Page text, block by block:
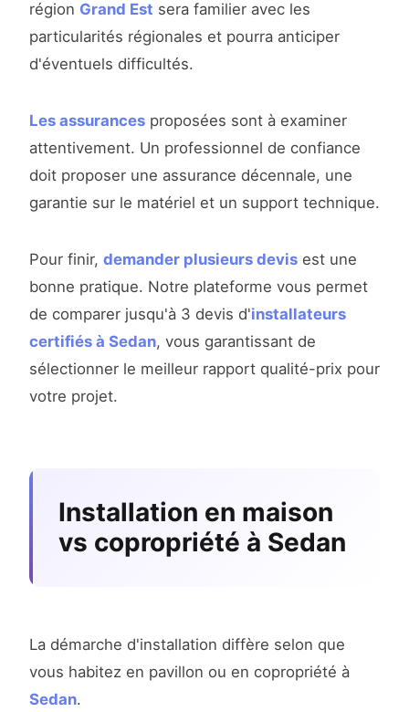
région Grand Est sera familier avec les
particularités régionales et pourra anticiper
d'éventuels difficultés.
Les assurances proposées sont à examiner
attentivement. Un professionnel de confiance
doit proposer une assurance décennale, une
garantie sur le matériel et un support technique.
Pour finir, demander plusieurs devis est une
bonne pratique. Notre plateforme vous permet
de comparer jusqu'à 3 devis d'installateurs
certifiés à Sedan, vous garantissant de
sélectionner le meilleur rapport qualité-prix pour
votre projet.
Installation en maison
vs copropriété à Sedan
La démarche d'installation diffère selon que
vous habitez en pavillon ou en copropriété à
Sedan.